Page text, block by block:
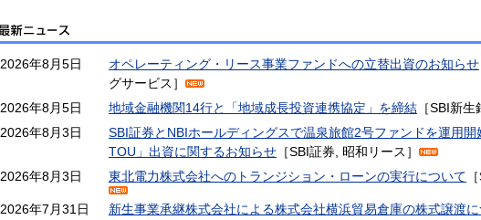
2026年8月5日 オペレーティング・リース事業ファンドへの立替出資のお知らせ
グサービス］
2026年8月5日
地域金融機関14行と「地域成長投資連携協定」を締結 ［SBI新生
2026年8月3日
SBI証券とNBIホールディングスで温泉旅館2号ファンドを運用開
TOU」出資に関するお知らせ ［SBI証券, 昭和リース］
2026年8月3日
東北電力株式会社へのトランジション・ローンの実行について
2026年7月31日 新生事業承継株式会社による株式会社横浜貿易倉庫の株式譲渡